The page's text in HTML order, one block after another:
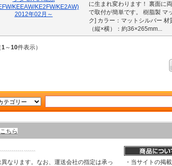
に生まれ変わります！ 裏面に
で取付が簡単です。 樹脂製 マ
ク] カラー：マットシルバー 材
（縦×横）：約36×265mm...
1～10件表示）
ちら
なります。なお、運送会社の指定は承っ
・当サイトの掲